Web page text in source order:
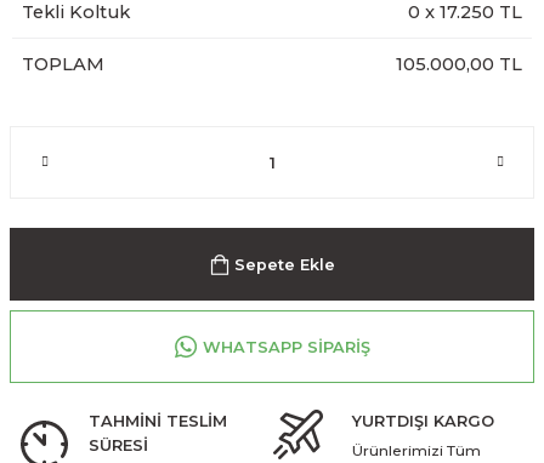
Tekli Koltuk 0 x 17.250 TL
TOPLAM 105.000,00 TL
Sepete Ekle
WHATSAPP SİPARİŞ
TAHMİNİ TESLİM
SÜRESİ
YURTDIŞI KARGO
Ürünlerimizi Tüm